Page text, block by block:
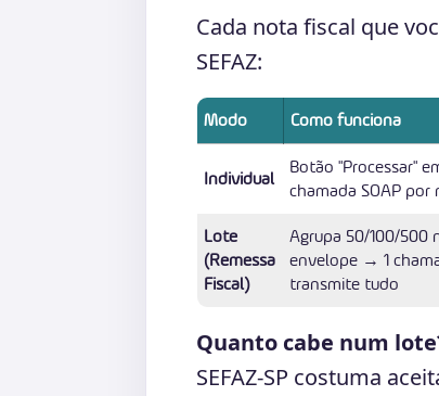
Cada nota fiscal que
SEFAZ:
Modo Como funciona
Individual
Botão "Processar"
chamada SOAP por
Lote
(Remessa
Fiscal)
Agrupa 50/100/500
envelope → 1
transmite tudo
Quanto cabe num
SEFAZ-SP costuma